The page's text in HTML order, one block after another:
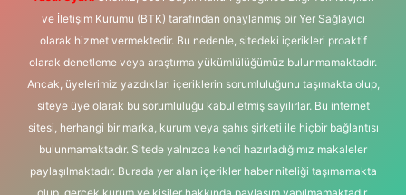
ve İletişim Kurumu (BTK) tarafından onaylanmış bir Yer Sağlayıcı
olarak hizmet vermektedir. Bu nedenle, sitedeki içerikleri proaktif
olarak denetleme veya araştırma yükümlülüğümüz bulunmamaktadır.
Ancak, üyelerimiz yazdıkları içeriklerin sorumluluğunu taşımakta olup,
siteye üye olarak bu sorumluluğu kabul etmiş sayılırlar. Bu internet
sitesi, herhangi bir marka, kurum veya şahıs şirketi ile hiçbir bağlantısı
bulunmamaktadır. Sitede yalnızca kendi hazırladığımız makaleler
paylaşılmaktadır. Burada yer alan içerikler haber niteliği taşımamakta